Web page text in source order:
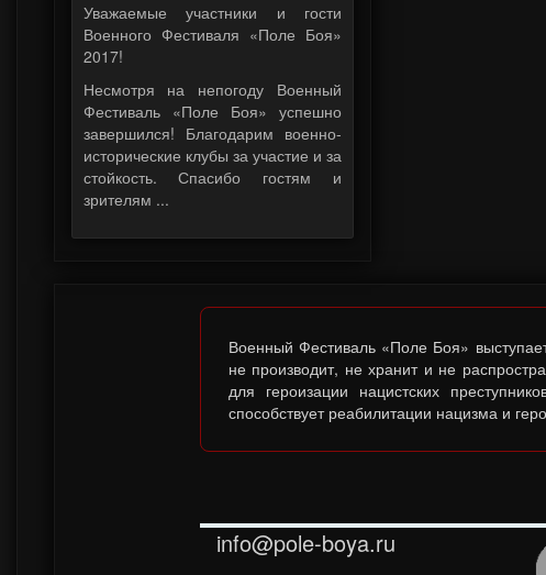
Уважаемые участники и гости
Военного Фестиваля «Поле Боя»
2017!
Несмотря на непогоду Военный
Фестиваль «Поле Боя» успешно
завершился! Благодарим военно-
исторические клубы за участие и за
стойкость. Спасибо гостям и
зрителям ...
Военный Фестиваль «Поле Боя»
не производит, не хранит и не
для героизации нацистских
способствует реабилитации нацизма и
info@pole-boya.ru